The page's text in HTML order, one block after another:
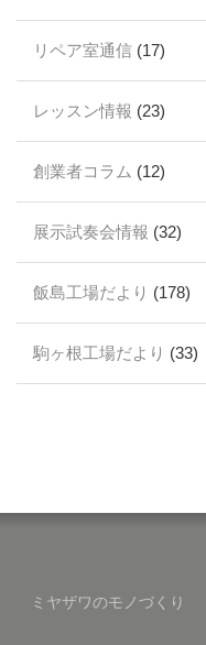
リペア室通信 (17)
レッスン情報 (23)
創業者コラム (12)
展示試奏会情報 (32)
飯島工場だより (178)
駒ヶ根工場だより (33)
ミヤザワのモノづくり